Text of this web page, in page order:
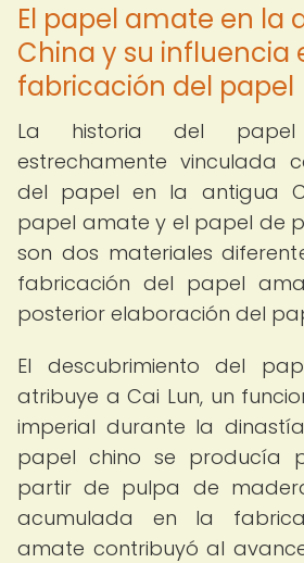
El papel amate en la
China y su influencia
fabricación del papel
La historia del
estrechamente vinculada
del papel en la antigua
papel amate y el papel de
son dos materiales
fabricación del papel
posterior elaboración del
El descubrimiento del
atribuye a Cai Lun, un
imperial durante la
papel chino se producía
partir de pulpa de
acumulada en la
amate contribuyó al